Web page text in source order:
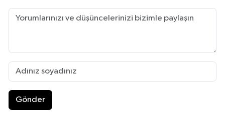
Gönder